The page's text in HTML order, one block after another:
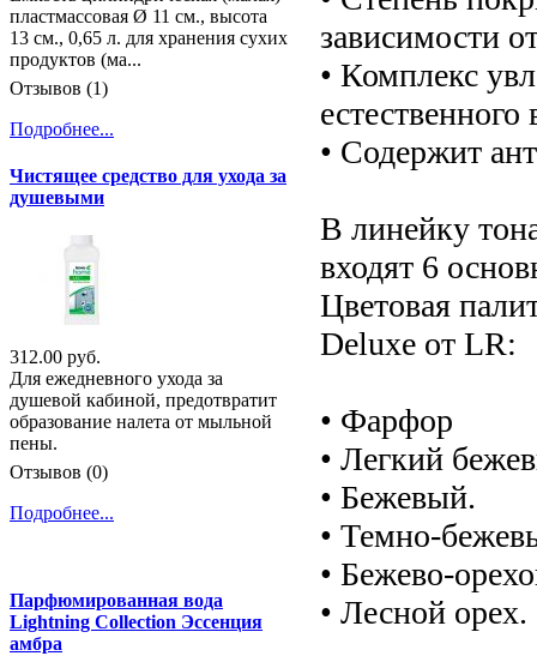
зависимости
• Комплекс
естественного
• Содержит
В линейку
входят 6
Цветовая
Deluxe от LR:
• Фарфор
• Легкий
• Бежевый.
• Темно-
• Бежево-
• Лесной орех.
пластмассовая Ø 11 см., высота
13 см., 0,65 л. для хранения сухих
продуктов (ма...
Отзывов (1)
Подробнее...
Чистящее средство для ухода за
душевыми
312.00 руб.
Для ежедневного ухода за
душевой кабиной, предотвратит
образование налета от мыльной
пены.
Отзывов (0)
Подробнее...
Парфюмированная вода
Lightning Collection Эссенция
амбра